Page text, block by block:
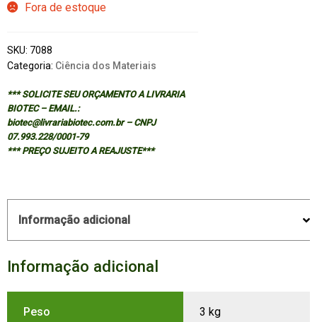
Fora de estoque
SKU: 7088
Categoria: Ciência dos Materiais
*** SOLICITE SEU ORÇAMENTO A LIVRARIA
BIOTEC – EMAIL.:
biotec@livrariabiotec.com.br – CNPJ
07.993.228/0001-79
*** PREÇO SUJEITO A REAJUSTE***
Informação adicional
Informação adicional
Peso 3 kg